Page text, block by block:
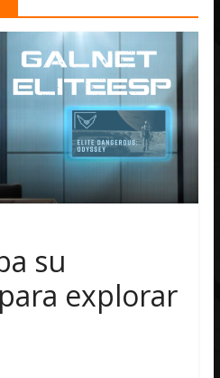
su
explorar